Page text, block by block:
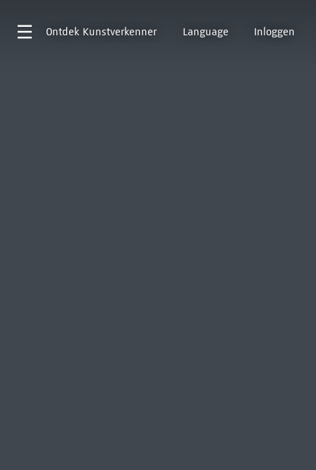
Ontdek Kunstverkenner Language Inloggen